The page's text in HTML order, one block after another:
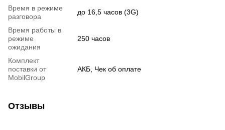
Время в режиме
разговора
до 16,5 часов (3G)
Время работы в
режиме
ожидания
250 часов
Комплект
поставки от
MobilGroup
АКБ, Чек об оплате
Отзывы